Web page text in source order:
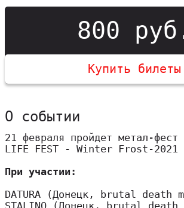
800
Купить билеты
О событии
21 февраля пройдет метал-фест
LIFE FEST - Winter Frost-2021
При участии:
DATURA (Донецк, brutal death
STALINO (Донецк, brutal death